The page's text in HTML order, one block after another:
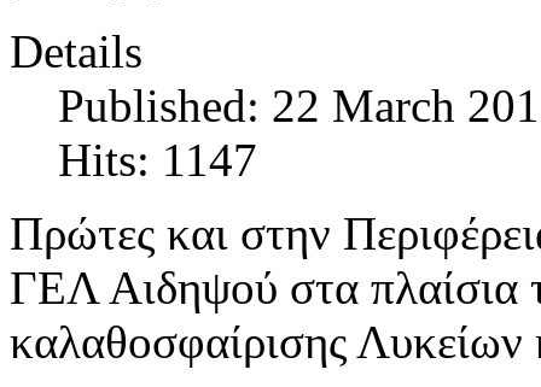
Details
Published: 22 March
Hits: 1147
Πρώτες και στην
ΓΕΛ Αιδηψού στα πλαίσια
καλαθοσφαίρισης Λυκείων